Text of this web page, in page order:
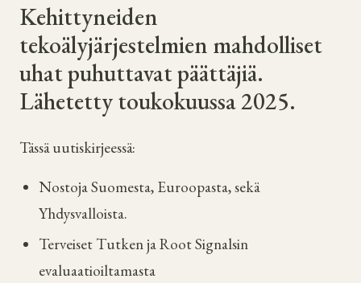
Kehittyneiden
tekoälyjärjestelmien mahdolliset
uhat puhuttavat päättäjiä.
Lähetetty toukokuussa 2025.
Tässä uutiskirjeessä:
Nostoja Suomesta, Euroopasta, sekä
Yhdysvalloista.
Terveiset Tutken ja Root Signalsin
evaluaatioiltamasta